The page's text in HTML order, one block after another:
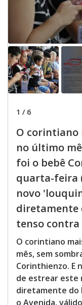
1 / 6
O corintiano
no último
foi o bebê
quarta-feira
novo
diretamente
tenso contra
O corintiano
mês, sem
Corinthienzo. E
de estrear este
diretamente do
o Avenida,